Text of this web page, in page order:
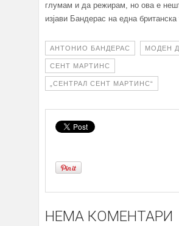
глумам и да режирам, но ова е
изјави Бандерас на една британска
АНТОНИО БАНДЕРАС МОДЕН
СЕНТ МАРТИНС
„СЕНТРАЛ СЕНТ МАРТИНС“
НЕМА КОМЕНТАРИ